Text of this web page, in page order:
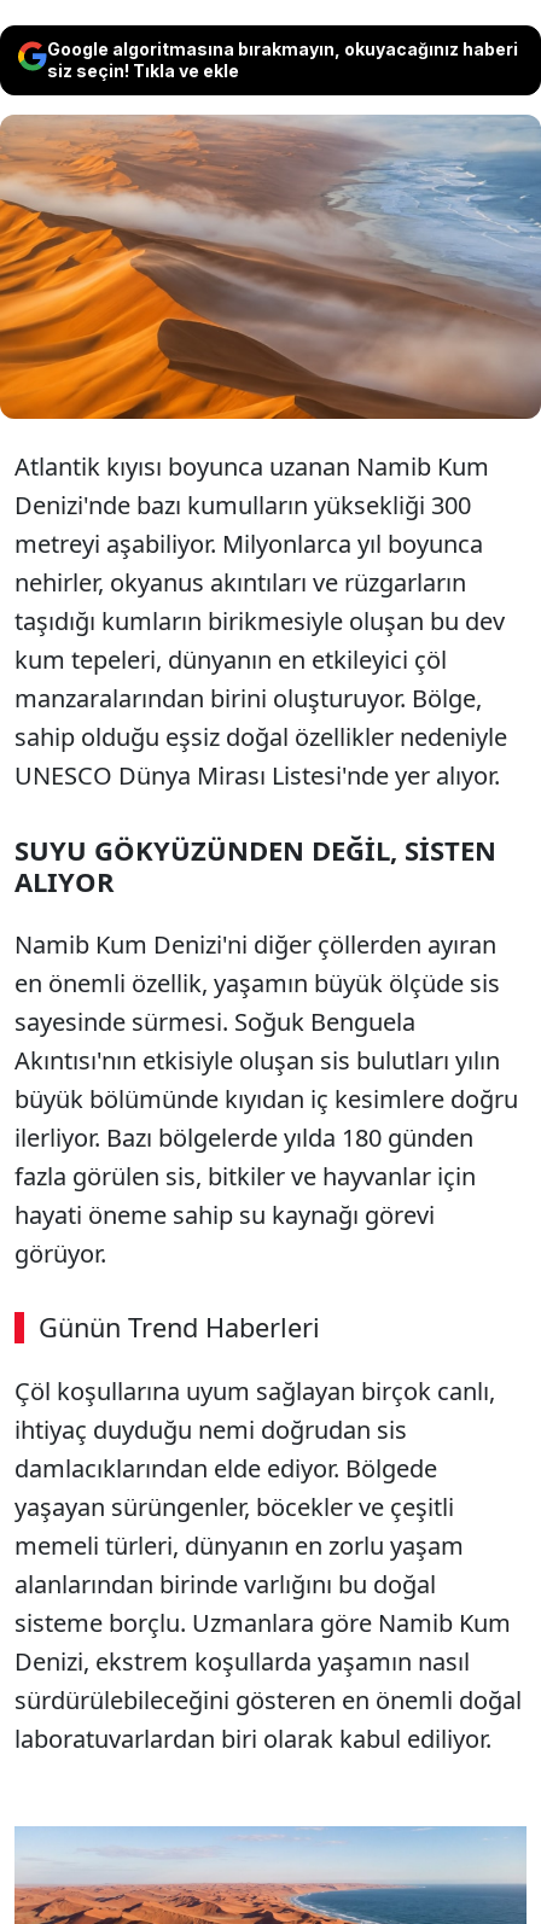
Google algoritmasına bırakmayın, okuyacağınız haberi
siz seçin! Tıkla ve ekle
Namibya kıyılarında yer alan Namib Kum Denizi,
dünyada benzeri bulunmayan özellikleriyle dikkat
çekiyor. Yaklaşık 3 milyon hektardan fazla alanı
kaplayan bu dev çöl, okyanustan gelen sisle
beslenen tek geniş kıyı çölü olarak biliniyor. Yağışın
son derece az olduğu bölgede yaşamın devam
etmesini sağlayan temel kaynak ise yağmur değil,
Atlantik Okyanusu'ndan gelen yoğun sis tabakaları.
Atlantik kıyısı boyunca uzanan Namib Kum
Denizi'nde bazı kumulların yüksekliği 300
metreyi aşabiliyor. Milyonlarca yıl boyunca
nehirler, okyanus akıntıları ve rüzgarların
taşıdığı kumların birikmesiyle oluşan bu dev
kum tepeleri, dünyanın en etkileyici çöl
manzaralarından birini oluşturuyor. Bölge,
sahip olduğu eşsiz doğal özellikler nedeniyle
UNESCO Dünya Mirası Listesi'nde yer alıyor.
SUYU GÖKYÜZÜNDEN DEĞİL, SİSTEN
ALIYOR
Namib Kum Denizi'ni diğer çöllerden ayıran
en önemli özellik, yaşamın büyük ölçüde sis
sayesinde sürmesi. Soğuk Benguela
Akıntısı'nın etkisiyle oluşan sis bulutları yılın
büyük bölümünde kıyıdan iç kesimlere doğru
ilerliyor. Bazı bölgelerde yılda 180 günden
fazla görülen sis, bitkiler ve hayvanlar için
hayati öneme sahip su kaynağı görevi
görüyor.
Günün Trend Haberleri
Çöl koşullarına uyum sağlayan birçok canlı,
ihtiyaç duyduğu nemi doğrudan sis
damlacıklarından elde ediyor. Bölgede
yaşayan sürüngenler, böcekler ve çeşitli
memeli türleri, dünyanın en zorlu yaşam
alanlarından birinde varlığını bu doğal
sisteme borçlu. Uzmanlara göre Namib Kum
Denizi, ekstrem koşullarda yaşamın nasıl
sürdürülebileceğini gösteren en önemli doğal
laboratuvarlardan biri olarak kabul ediliyor.